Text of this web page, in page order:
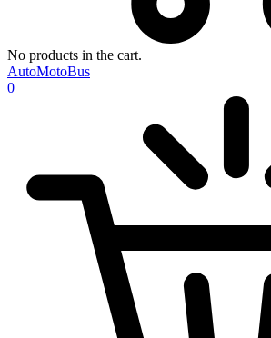
No products in the cart.
AutoMotoBus
0